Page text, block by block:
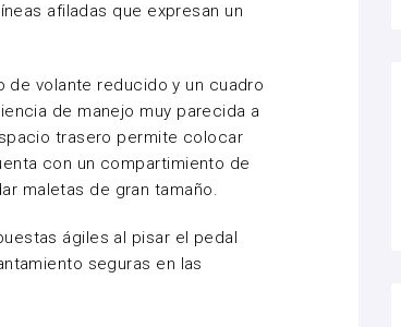
afiladas que expresan un
volante reducido y un cuadro
de manejo muy parecida a
trasero permite colocar
con un compartimiento de
maletas de gran tamaño.
ágiles al pisar el pedal
seguras en las